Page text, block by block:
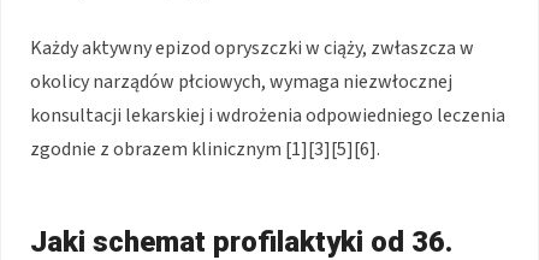
Każdy aktywny epizod opryszczki w ciąży, zwłaszcza w
okolicy narządów płciowych, wymaga niezwłocznej
konsultacji lekarskiej i wdrożenia odpowiedniego leczenia
zgodnie z obrazem klinicznym [1][3][5][6].
Jaki schemat profilaktyki od 36.